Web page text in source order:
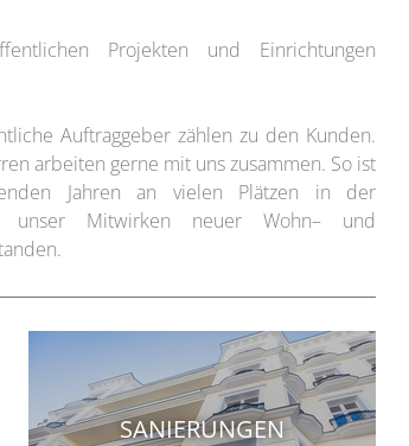
Projekten und Einrichtungen
Auftraggeber zählen zu den Kunden.
arbeiten gerne mit uns zusammen. So ist
Jahren an vielen Plätzen in der
unser Mitwirken neuer Wohn– und
SANIERUNGEN